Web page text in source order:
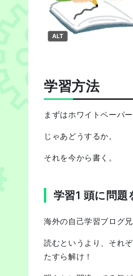
ALT
学習方法
まずはホワイトペーパ
じゃあどうするか。
それを今から書く。
学習1 頭に問題
海外の自己学習ブログ
読むというより、それ
たすら解け！